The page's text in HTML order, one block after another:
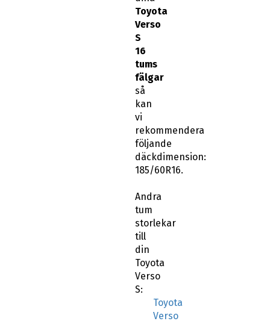
Toyota
Verso
S
16
tums
fälgar
så
kan
vi
rekommendera
följande
däckdimension:
185/60R16.
Andra
tum
storlekar
till
din
Toyota
Verso
S:
Toyota
Verso